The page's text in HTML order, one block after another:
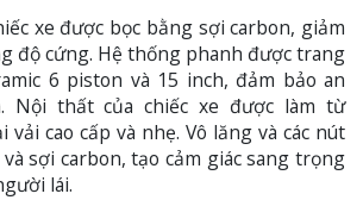
xe được bọc bằng sợi carbon, giảm
độ cứng. Hệ thống phanh được trang
6 piston và 15 inch, đảm bảo an
Nội thất của chiếc xe được làm từ
vải cao cấp và nhẹ. Vô lăng và các nút
sợi carbon, tạo cảm giác sang trọng
lái.